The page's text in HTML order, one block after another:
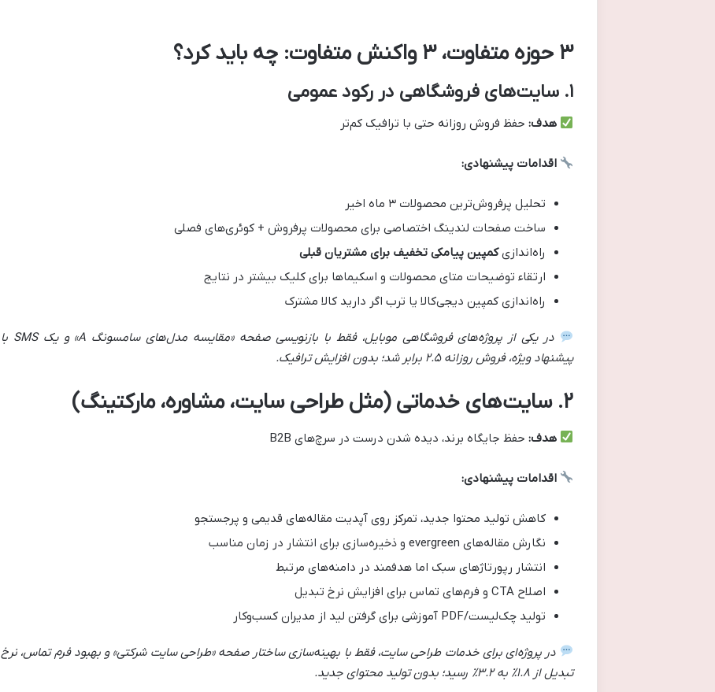
۳ حوزه متفاوت،۳ واکنش متفاوت: چه باید کرد؟
۱.سایت‌های فروشگاهی در رکود عمومی
هدف: حفظ فروش روزانه حتی با ترافیک کم‌تر
اقدامات پیشنهادی:
تحلیل پر‌فروش‌ترین محصولات ۳ ماه اخیر
ساخت صفحات لندینگ اختصاصی برای محصولات پرفروش + کوئری‌های فصلی
راه‌اندازیکمپین پیامکی تخفیف برای مشتریان قبلی
ارتقاء توضیحات متای محصولات و اسکیماها برای کلیک بیشتر در نتایج
راه‌اندازی کمپین دیجی‌کالا یا ترب اگر دارید کالا مشترک
در یکی از پروژه‌های فروشگاهی موبایل، فقط با بازنویسی صفحه «مقایسه مدل‌های سامسونگ و یک SMS
با
پیشنهاد ویژه، فروش روزانه۲.۵ برابر شد؛ بدون افزایش ترافیک.
۲.سایت‌های خدماتی (مثل طراحی سایت، مشاوره، مارکتینگ)
هدف: حفظ جایگاه برند، دیده شدن درست در سرچ‌های B2B
اقدامات پیشنهادی:
کاهش تولید محتوا جدید، تمرکز روی آپدیت مقاله‌های قدیمی و پرجستجو
نگارش مقاله‌های evergreen و ذخیره‌سازی برای انتشار در زمان مناسب
انتشار رپورتاژهای سبک اما هدفمند در دامنه‌های مرتبط
اصلاح CTA و فرم‌های تماس برای افزایش نرخ تبدیل
تولید چک‌لیست/PDF آموزشی برای گرفتن لید از مدیران کسب‌وکار
در پروژه‌ای برای خدمات طراحی سایت، فقط با بهینه‌سازی ساختار صفحه «طراحی سایت شرکتی» و بهبود فرم تماس، نرخ
تبدیل از۱.۸٪ به۳.۲٪ رسید؛ بدون تولید محتوای جدید.